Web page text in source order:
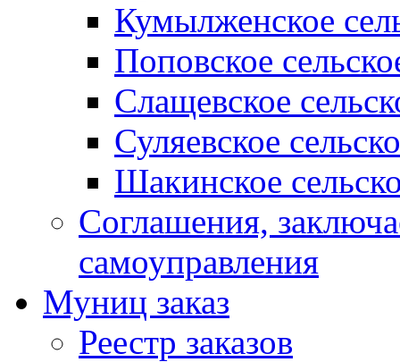
Кумылженское
Поповское
Слащевское
Суляевское
Шакинское
Соглашения,
самоуправления
Муниц заказ
Реестр заказов